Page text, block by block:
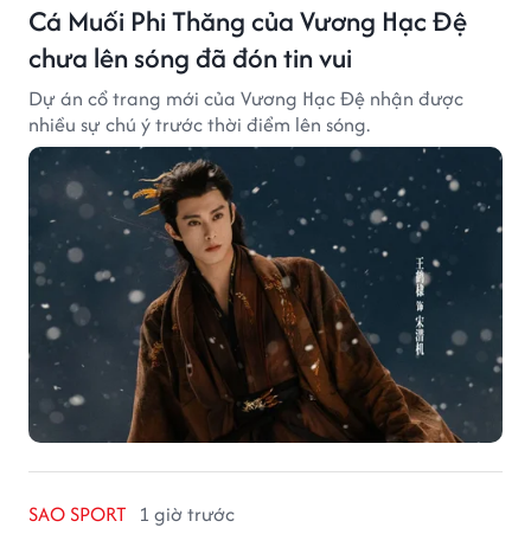
Cá Muối Phi Thăng của Vương Hạc Đệ
chưa lên sóng đã đón tin vui
Dự án cổ trang mới của Vương Hạc Đệ nhận được
nhiều sự chú ý trước thời điểm lên sóng.
SAO SPORT 1 giờ trước